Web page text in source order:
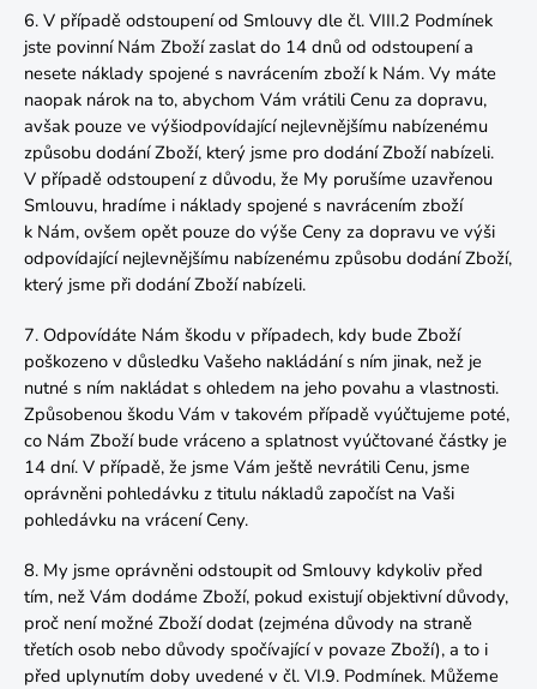
6. V případě odstoupení od Smlouvy dle čl. VIII.2 Podmínek
jste povinní Nám Zboží zaslat do 14 dnů od odstoupení a
nesete náklady spojené s navrácením zboží k Nám. Vy máte
naopak nárok na to, abychom Vám vrátili Cenu za dopravu,
avšak pouze ve výšiodpovídající nejlevnějšímu nabízenému
způsobu dodání Zboží, který jsme pro dodání Zboží nabízeli.
V případě odstoupení z důvodu, že My porušíme uzavřenou
Smlouvu, hradíme i náklady spojené s navrácením zboží
k Nám, ovšem opět pouze do výše Ceny za dopravu ve výši
odpovídající nejlevnějšímu nabízenému způsobu dodání Zboží,
který jsme při dodání Zboží nabízeli.
7. Odpovídáte Nám škodu v případech, kdy bude Zboží
poškozeno v důsledku Vašeho nakládání s ním jinak, než je
nutné s ním nakládat s ohledem na jeho povahu a vlastnosti.
Způsobenou škodu Vám v takovém případě vyúčtujeme poté,
co Nám Zboží bude vráceno a splatnost vyúčtované částky je
14 dní. V případě, že jsme Vám ještě nevrátili Cenu, jsme
oprávněni pohledávku z titulu nákladů započíst na Vaši
pohledávku na vrácení Ceny.
8. My jsme oprávněni odstoupit od Smlouvy kdykoliv před
tím, než Vám dodáme Zboží, pokud existují objektivní důvody,
proč není možné Zboží dodat (zejména důvody na straně
třetích osob nebo důvody spočívající v povaze Zboží), a to i
před uplynutím doby uvedené v čl. VI.9. Podmínek. Můžeme